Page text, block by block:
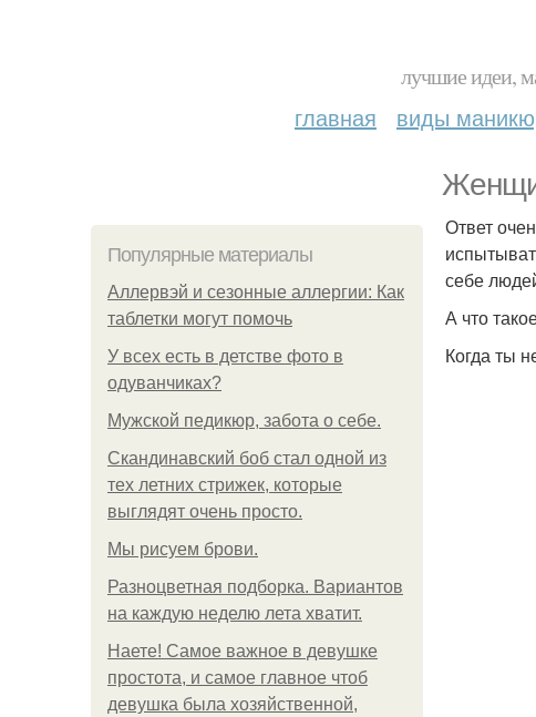
лучшие идеи,
главная виды
Популярные материалы
Аллервэй и сезонные аллергии: Как
таблетки могут помочь
У всех есть в детстве фото в
одуванчиках?
Мужской педикюр, забота о себе.
Скандинавский боб стал одной из
тех летних стрижек, которые
выглядят очень просто.
Мы рисуем брови.
Разноцветная подборка. Вариантов
на каждую неделю лета хватит.
Наете! Самое важное в девушке
простота, и самое главное чтоб
девушка была хозяйственной,
Ответ
себе
А что
Когда ты